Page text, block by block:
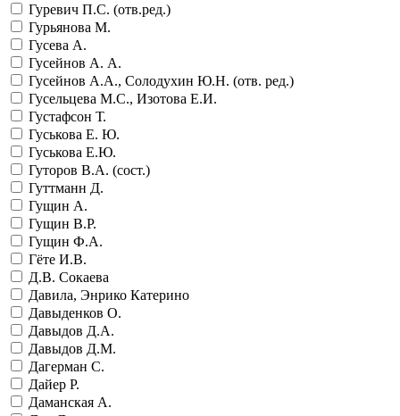
Гуревич П.С. (отв.ред.)
Гурьянова М.
Гусева А.
Гусейнов А. А.
Гусейнов А.А., Солодухин Ю.Н. (отв. ред.)
Гусельцева М.С., Изотова Е.И.
Густафсон Т.
Гуськова Е. Ю.
Гуськова Е.Ю.
Гуторов В.А. (сост.)
Гуттманн Д.
Гущин А.
Гущин В.Р.
Гущин Ф.А.
Гёте И.В.
Д.В. Сокаева
Давила, Энрико Катерино
Давыденков О.
Давыдов Д.А.
Давыдов Д.М.
Дагерман С.
Дайер Р.
Даманская А.